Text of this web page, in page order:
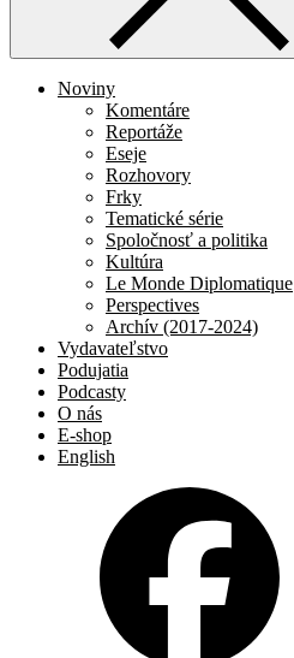
Noviny
Komentáre
Reportáže
Eseje
Rozhovory
Frky
Tematické série
Spoločnosť a politika
Kultúra
Le Monde Diplomatique
Perspectives
Archív (2017-2024)
Vydavateľstvo
Podujatia
Podcasty
O nás
E-shop
English